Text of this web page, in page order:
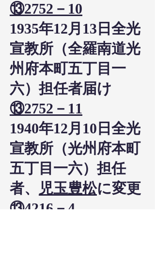
⑬2752－10
1935年12月13日全光
宣教所（全羅南道光
州府本町五丁目一
六）担任者届け
⑬2752－11
1940年12月10日全光
宣教所（光州府本町
五丁目一六）担任
者、
児玉豊松に変更
⑬4216－4